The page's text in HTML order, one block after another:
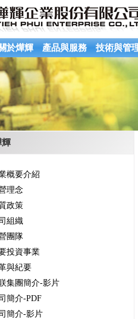
於燁輝 產品與服務 技術與管
輝
概要介紹
理念
政策
組織
團隊
投資事業
與紀要
集團簡介-影片
簡介-PDF
簡介-影片